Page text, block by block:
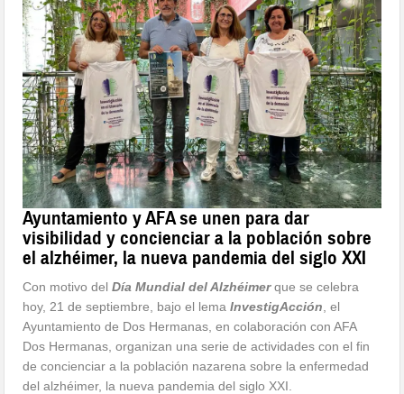
Ayuntamiento y AFA se unen para dar
visibilidad y concienciar a la población sobre
el alzhéimer, la nueva pandemia del siglo XXI
Con motivo delDía Mundial del Alzhéimerque se celebra
hoy, 21 de septiembre, bajo el lemaInvestigAcción , el
Ayuntamiento de Dos Hermanas, en colaboración con AFA
Dos Hermanas, organizan una serie de actividades con el fin
de concienciar a la población nazarena sobre la enfermedad
del alzhéimer, la nueva pandemia del siglo XXI.